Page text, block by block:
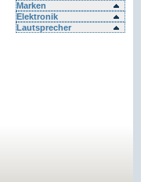
Marken
Elektronik
Lautsprecher